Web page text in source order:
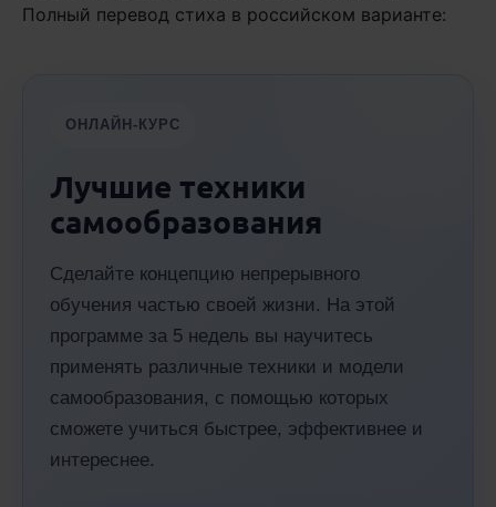
Полный перевод стиха в российском варианте:
ОНЛАЙН-КУРС
Лучшие техники
самообразования
Сделайте концепцию непрерывного
обучения частью своей жизни. На этой
программе за 5 недель вы научитесь
применять различные техники и модели
самообразования, с помощью которых
сможете учиться быстрее, эффективнее и
интереснее.